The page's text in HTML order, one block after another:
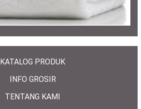
KATALOG PRODUK
INFO GROSIR
TENTANG KAMI